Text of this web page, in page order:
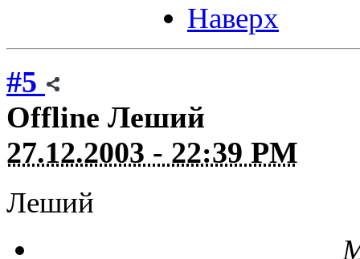
Наверх
#5
Offline Леший
27.12.2003 - 22:39 PM
Леший